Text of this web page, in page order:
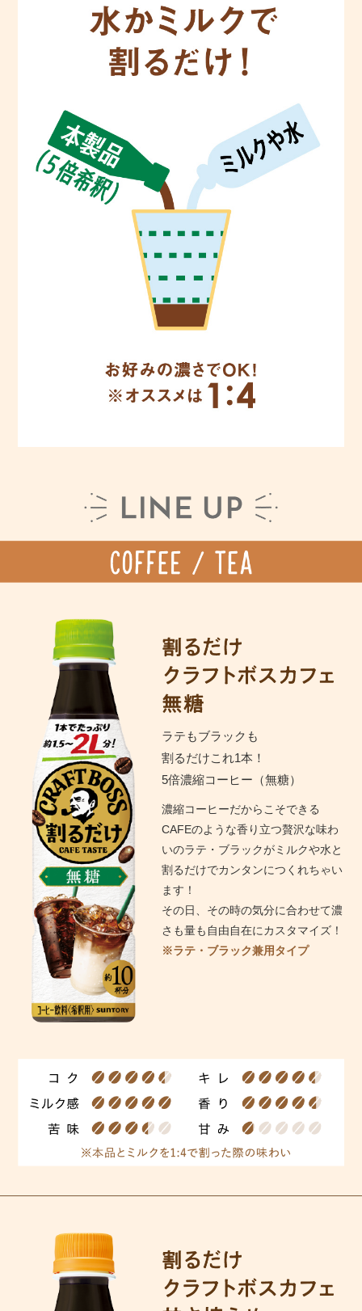
ラテもブラックも
割るだけこれ1本！
5倍濃縮コーヒー（無糖）
濃縮コーヒーだからこそできる
CAFEのような香り立つ贅沢な味わ
いのラテ・ブラックがミルクや水と
割るだけでカンタンにつくれちゃい
ます！
その日、その時の気分に合わせて濃
さも量も自由自在にカスタマイズ！
※ラテ・ブラック兼用タイプ